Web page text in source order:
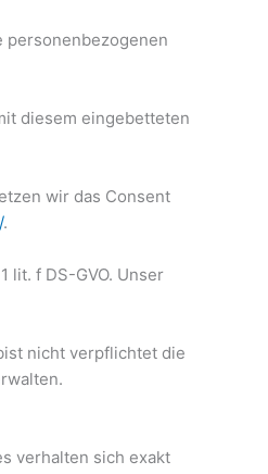
diesem eingebetteten
wir das Consent
.
lit. f DS-GVO. Unser
nicht verpflichtet die
verhalten sich exakt